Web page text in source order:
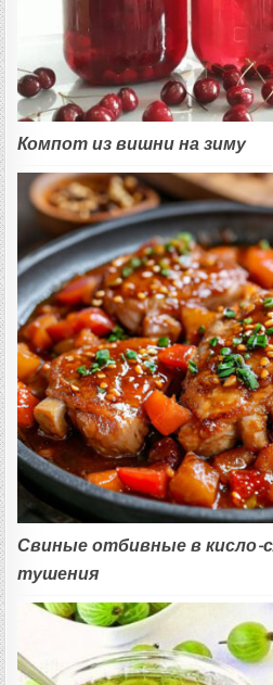
Компот из вишни на зиму
Свиные отбивные в кисло-
тушения